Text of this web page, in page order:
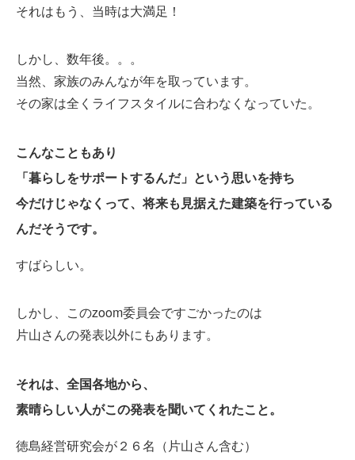
それはもう、当時は大満足！
しかし、数年後。。。
当然、家族のみんなが年を取っています。
その家は全くライフスタイルに合わなくなっていた。
こんなこともあり
「暮らしをサポートするんだ」という思いを持ち
今だけじゃなくって、将来も見据えた建築を行っている
んだそうです。
すばらしい。
しかし、このzoom委員会ですごかったのは
片山さんの発表以外にもあります。
それは、全国各地から、
素晴らしい人がこの発表を聞いてくれたこと。
徳島経営研究会が２６名（片山さん含む）